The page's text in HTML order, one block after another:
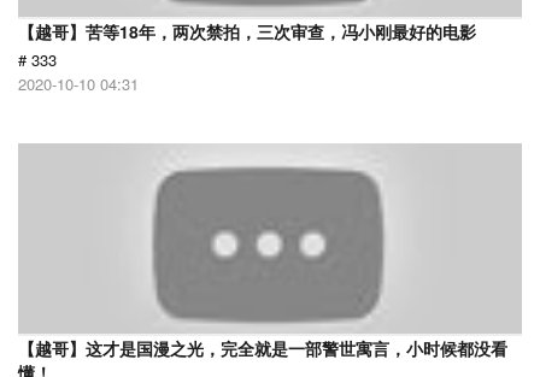
【越哥】苦等18年，两次禁拍，三次审查，冯小刚最好的电影
# 333
2020-10-10 04:31
【越哥】这才是国漫之光，完全就是一部警世寓言，小时候都没看
懂！